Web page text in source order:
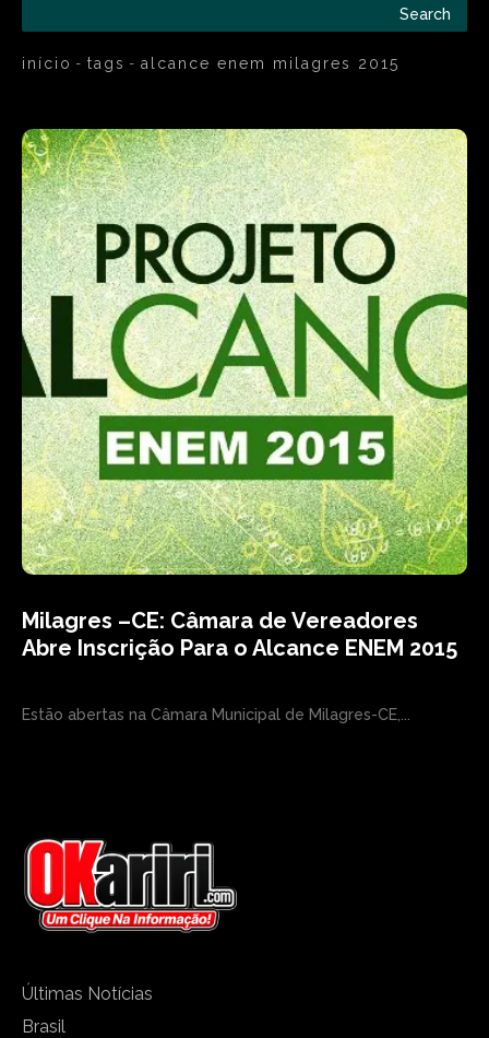
Search
início tags alcance enem milagres 2015
Milagres –CE: Câmara de Vereadores
Abre Inscrição Para o Alcance ENEM 2015
Estão abertas na Câmara Municipal de Milagres-CE,...
Últimas Notícias
Brasil